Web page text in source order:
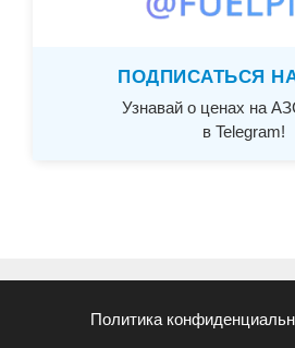
ПОДПИСАТЬСЯ
Узнавай о ценах на
в Telegram!
Политика